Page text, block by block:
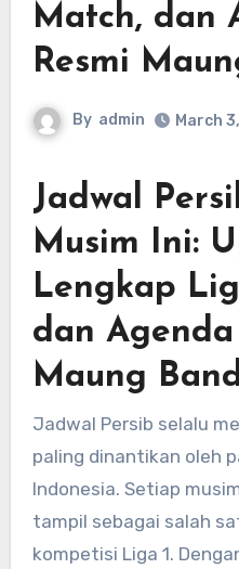
Match, dan
Resmi
By admin March
Jadwal
Musim Ini:
Lengkap
dan
Maung
Jadwal Persib selalu menjadi informasi yang
paling dinantikan oleh
Indonesia. Setiap
tampil sebagai salah
kompetisi Liga 1.